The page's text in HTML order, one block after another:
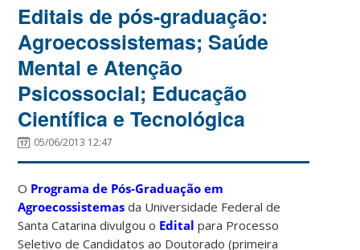
Editais de pós-graduação:
Agroecossistemas; Saúde
Mental e Atenção
Psicossocial; Educação
Científica e Tecnológica
05/06/2013 12:47
O Programa de Pós-Graduação em
Agroecossistemas da Universidade Federal de
Santa Catarina divulgou o Edital para Processo
Seletivo de Candidatos ao Doutorado (primeira